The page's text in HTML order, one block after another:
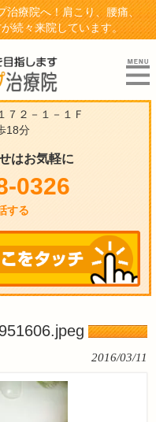
治療院へ！肩こり、腰痛、
続々来院しています。
７２－１－１Ｆ
18分
はお気軽に
0326
する
2016/03/11